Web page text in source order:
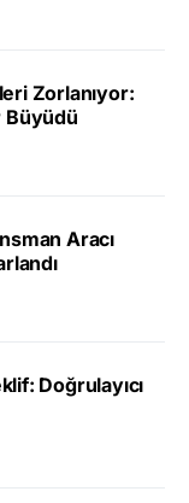
Zorlanıyor:
Büyüdü
Aracı
Doğrulayıcı